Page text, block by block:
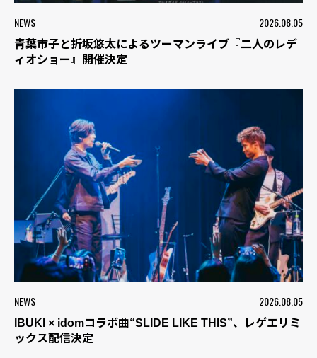
NEWS 2026.08.05
青葉市子と折坂悠太によるツーマンライブ『二人のレデ
ィオショー』開催決定
NEWS 2026.08.05
IBUKI × idomコラボ曲“SLIDE LIKE THIS”、レゲエリミ
ックス配信決定